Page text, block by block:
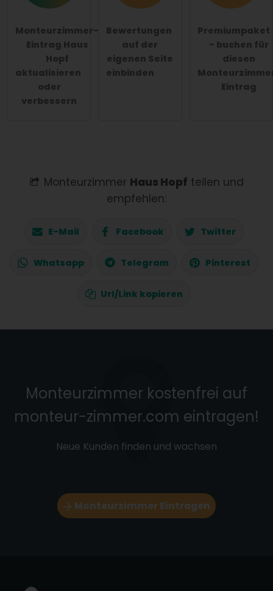
Monteurzimmer-
Eintrag Haus
Hopf
aktualisieren
oder
verbessern
Bewertungen
auf der
eigenen Seite
einbinden
Premiumpaket
- buchen für
diesen
Eintrag
Monteurzimmer Haus Hopf teilen und
empfehlen:
E-Mail Facebook Twitter
Whatsapp Telegram Pinterest
Url/Link kopieren
Monteurzimmer kostenfrei auf
monteur-zimmer.com eintragen!
Neue Kunden finden und wachsen
Monteurzimmer Eintragen